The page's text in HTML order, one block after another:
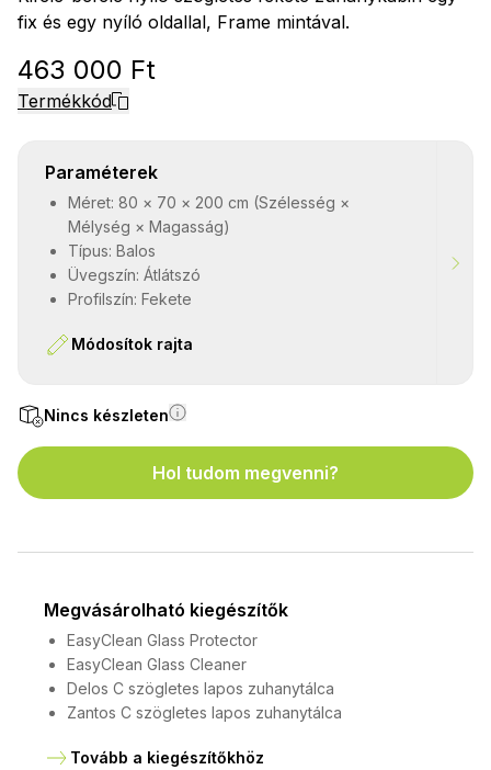
fix és egy nyíló oldallal, Frame mintával.
463 000 Ft
Termékkód
Paraméterek
Méret: 80 × 70 × 200 cm (Szélesség ×
Mélység × Magasság)
Típus: Balos
Üvegszín: Átlátszó
Profilszín: Fekete
Módosítok rajta
Nincs készleten
Hol tudom megvenni?
Megvásárolható kiegészítők
EasyClean Glass Protector
EasyClean Glass Cleaner
Delos C szögletes lapos zuhanytálca
Zantos C szögletes lapos zuhanytálca
Tovább a kiegészítőkhöz